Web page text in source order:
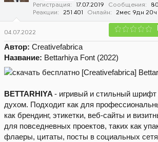
а
л
а
Регистрация 17.07.2019 Сообщения
Реакции
251 401 Онлайн 2мес 9дн 20ч
04.07.2022
Автор: Creativefabrica
Название: Bettarhiya Font (2022)
BETTARHIYA - игривый и стильный
духом. Подходит как для
как брендинг, этикетки, веб-сайты и
для повседневных проектов, таких как
флаеры, цитаты, посты в социальных